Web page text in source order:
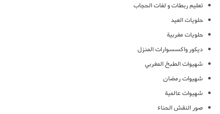
تعليم ربطات و لفات الحجاب
حلويات العيد
حلويات مغربية
ديكور واكسسوارات المنزل
شهيوات الطبخ المغربي
شهيوات رمضان
شهيوات عالمية
صور النقش الحناء